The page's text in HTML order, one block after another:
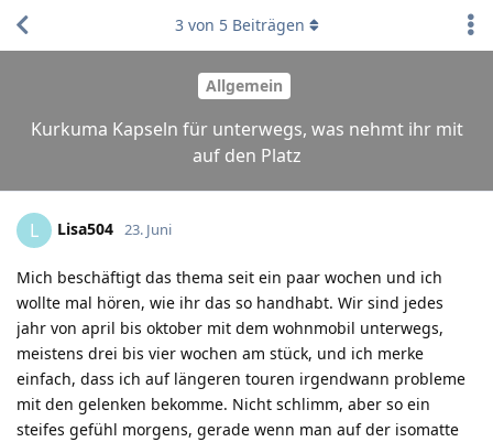
Allgemein
Kurkuma Kapseln für unterwegs, was nehmt ihr mit
auf den Platz
3 von 5Beiträgen
L Lisa504 23. Juni
Mich beschäftigt das thema seit ein paar wochen und ich
wollte mal hören, wie ihr das so handhabt. Wir sind jedes
jahr von april bis oktober mit dem wohnmobil unterwegs,
meistens drei bis vier wochen am stück, und ich merke
einfach, dass ich auf längeren touren irgendwann probleme
mit den gelenken bekomme. Nicht schlimm, aber so ein
steifes gefühl morgens, gerade wenn man auf der isomatte